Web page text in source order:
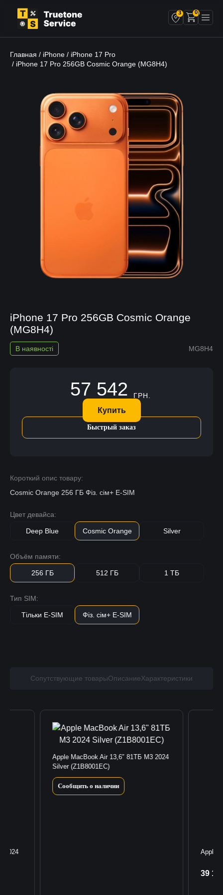
3 0
Главная / iPhone / iPhone 17 Pro
/ iPhone 17 Pro 256GB Cosmic Orange (MG8H4)
iPhone 17 Pro 256GB Cosmic Orange
(MG8H4)
MG8H4
В наявності
Короткий опис товару:
Cosmic Orange 256 ГБ Фіз. сім+ E-SIM
Цвет девайса:
Deep Blue Cosmic Orange Silver
Объём памяти:
256 ГБ 512 ГБ 1 ТБ
Тип SIM:
Тільки E-SIM Фіз. сім+ E-SIM
57 542 ГРН.
Купить
Быстрый заказ
Сопутствующие товарыОписаниеХарактеристики
2024
Apple MacBook Air 13,6″ 81TБ M3 2024
Silver (Z1B8001EC)
Сообщить о наличии
Apple
39